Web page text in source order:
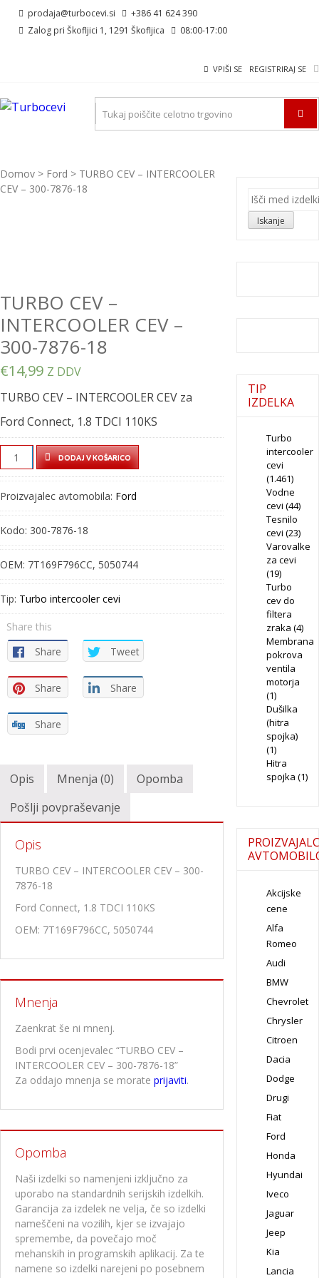
Skip
Skip prodaja@turbocevi.si
+386 41 624 390
Zalog pri Škofljici 1, 1291 Škofljica
08:00-17:00
VPIŠI SE REGISTRIRAJ SE
TURBOCEVI
Turbo ideal – turbo cevi
Domov > Ford > TURBO CEV – INTERCOOLER
CEV – 300-7876-18
TURBO CEV –
INTERCOOLER CEV –
300-7876-18
€14,99 Z DDV
TURBO CEV – INTERCOOLER CEV za
Ford Connect, 1.8 TDCI 110KS
TURBO
CEV
INTERCOOLER
–
7876-
quantity
DODAJ V KOŠARICO
Proizvajalec avtomobila: Ford
Kodo: 300-7876-18
OEM: 7T169F796CC, 5050744
Tip: Turbo intercooler cevi
Share this
Share
Tweet
Share Share
Share
Opis Mnenja (0)
Opomba
Pošlji povpraševanje
Opis
TURBO CEV – INTERCOOLER CEV – 300-
7876-18
Ford Connect, 1.8 TDCI 110KS
OEM: 7T169F796CC, 5050744
Mnenja
Zaenkrat še ni mnenj.
Bodi prvi ocenjevalec “TURBO CEV –
INTERCOOLER CEV – 300-7876-18”
Za oddajo mnenja se morate prijaviti.
Opomba
Naši izdelki so namenjeni izključno za
uporabo na standardnih serijskih izdelkih.
Garancija za izdelek ne velja, če so izdelki
nameščeni na vozilih, kjer se izvajajo
spremembe, da povečajo moč
mehanskih in programskih aplikacij. Za te
namene so izdelki narejeni po posebnem
Išči:
Iskanje
TIP
IZDELKA
Turbo
intercooler
cevi
(1.461)
Vodne
cevi (44)
Tesnilo
cevi (23)
Varovalke
za cevi
(19)
Turbo
cev do
filtera
zraka (4)
Membrana
pokrova
ventila
motorja
(1)
Dušilka
(hitra
spojka)
(1)
Hitra
spojka (1)
Akcijske
cene
Alfa
Romeo
Audi
BMW
Chevrolet
Chrysler
Citroen
Dacia
Dodge
Drugi
Fiat
Ford
Honda
Hyundai
Iveco
Jaguar
Jeep
Kia
Lancia